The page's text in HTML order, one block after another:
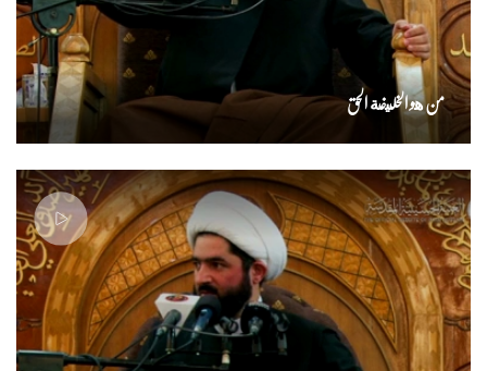
من هو الخليفة الحق